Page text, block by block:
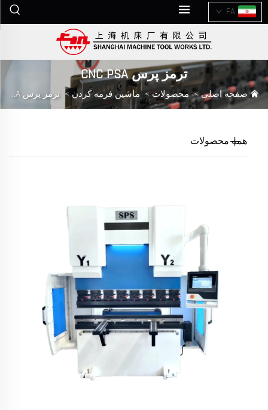
FA
ترمز پرس CNC PSA
صفحه اصلی>محصولات >ماشین فرمه کردن> ترمز پرس CNC PSA
همه محصولات